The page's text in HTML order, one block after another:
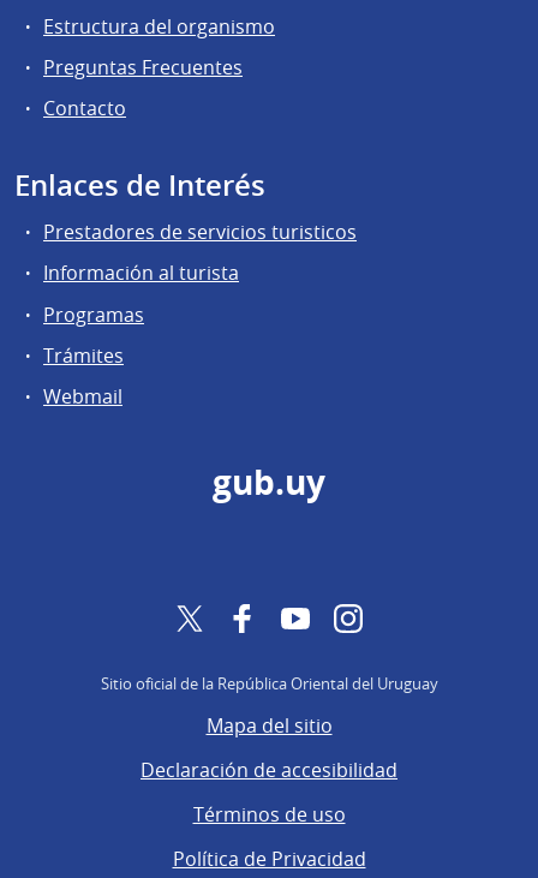
Estructura del organismo
Preguntas Frecuentes
Contacto
Enlaces de Interés
Prestadores de servicios turisticos
Información al turista
Programas
Trámites
Webmail
gub.uy
Twitter FacebookYouTubeInstagram
Sitio oficial de la República Oriental del Uruguay
Mapa del sitio
Declaración de accesibilidad
Términos de uso
Política de Privacidad